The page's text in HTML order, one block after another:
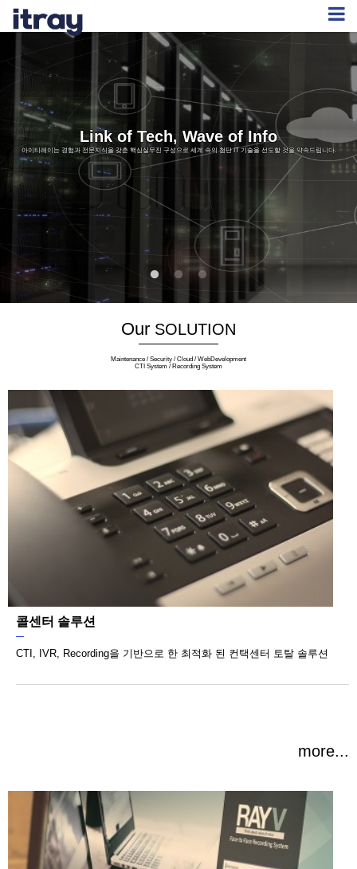
Link of Tech, Wave of Info
아이티레이는 경험과 전문지식을 갖춘 핵심실무진 구성으로 세계 속의 첨단 IT 기술을 선도할 것을 약속드립니다.
Maintenance / Security / Cloud / WebDevelopment
CTI System / Recording System
콜센터 솔루션
CTI, IVR, Recording을 기반으로 한 최적화 된 컨택센터 토탈 솔루션
more...